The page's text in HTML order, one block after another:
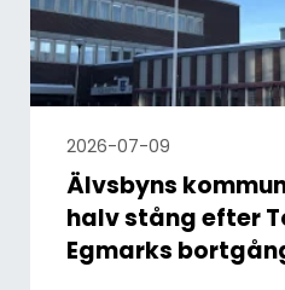
2026-07-09
Älvsbyns
halv stång efter
Egmarks